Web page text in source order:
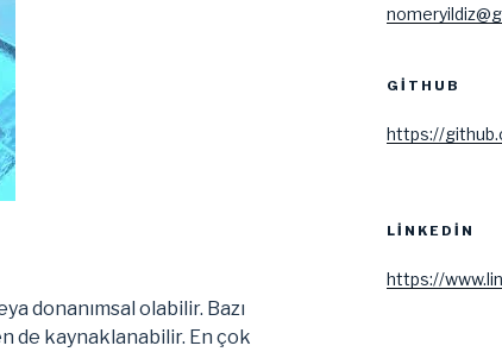
donanımsal olabilir. Bazı
de kaynaklanabilir. En çok
GITHUB
https://
LINKEDIN
https://